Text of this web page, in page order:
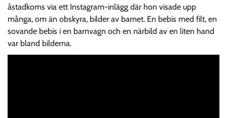
åstadkoms via ett Instagram-inlägg där hon visade upp
många, om än obskyra, bilder av barnet. En bebis med filt, en
sovande bebis i en barnvagn och en närbild av en liten hand
var bland bilderna.